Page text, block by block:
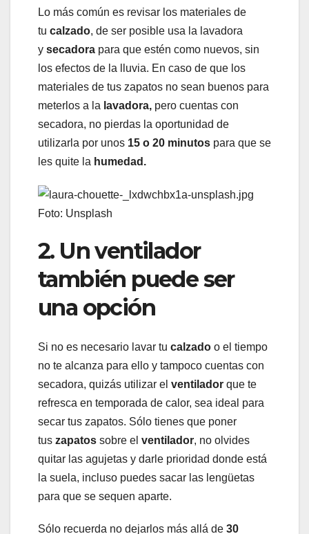
Lo más común es revisar los materiales de
tu calzado, de ser posible usa la lavadora
y secadora para que estén como nuevos, sin
los efectos de la lluvia. En caso de que los
materiales de tus zapatos no sean buenos para
meterlos a la lavadora, pero cuentas con
secadora, no pierdas la oportunidad de
utilizarla por unos 15 o 20 minutos para que se
les quite la humedad.
Foto: Unsplash
2. Un ventilador
también puede ser
una opción
Si no es necesario lavar tu calzado o el tiempo
no te alcanza para ello y tampoco cuentas con
secadora, quizás utilizar el ventilador que te
refresca en temporada de calor, sea ideal para
secar tus zapatos. Sólo tienes que poner
tus zapatos sobre el ventilador, no olvides
quitar las agujetas y darle prioridad donde está
la suela, incluso puedes sacar las lengüetas
para que se sequen aparte.
Sólo recuerda no dejarlos más allá de 30